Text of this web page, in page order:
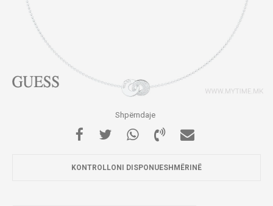
Shpërndaje
KONTROLLONI DISPONUESHMËRINË